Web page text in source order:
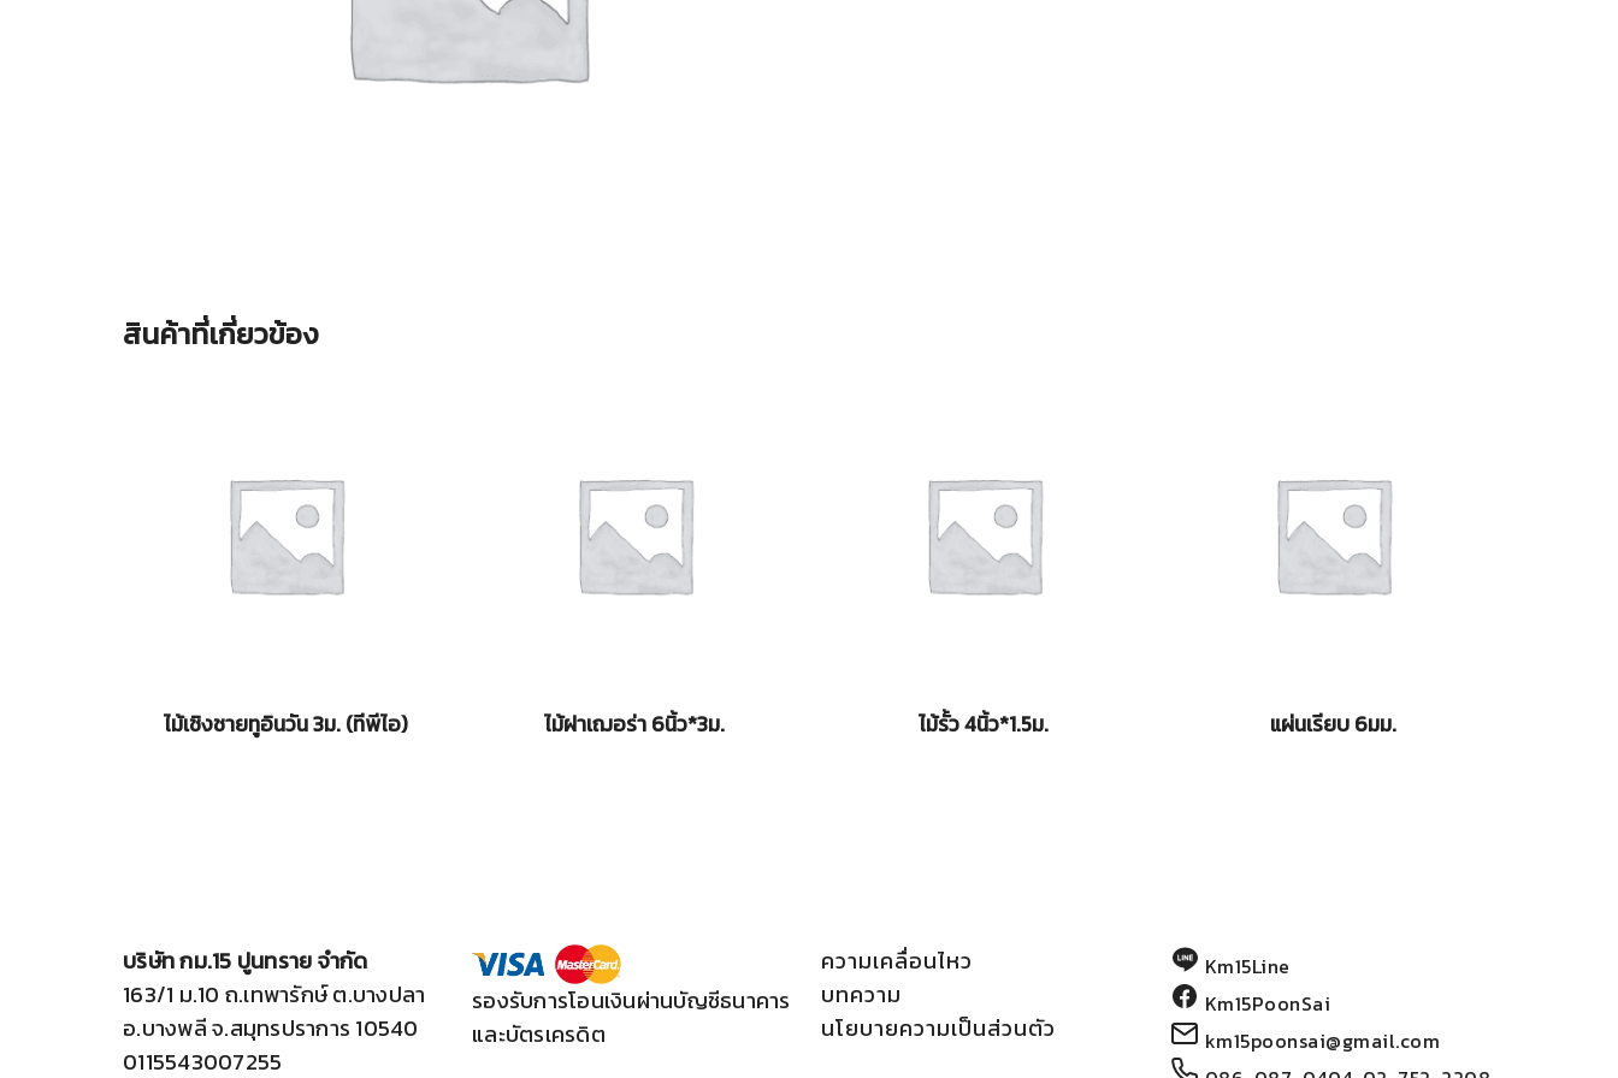
สินค้าที่เกี่ยวข้อง
ไม้เชิงชายทูอินวัน 3ม. (ทีพีไอ) ไม้ฝาเฌอร่า 6นิ้ว*3ม. ไม้รั้ว 4นิ้ว*1.5ม. แผ่นเรียบ 6มม.
บริษัท กม.15 ปูนทราย จำกัด
163/1 ม.10 ถ.เทพารักษ์ ต.บางปลา
อ.บางพลี จ.สมุทรปราการ 10540
0115543007255
รองรับการโอนเงินผ่านบัญชีธนาคาร
และบัตรเครดิต
ความเคลื่อนไหว
บทความ
นโยบายความเป็นส่วนตัว
Km15Line
Km15PoonSai
km15poonsai@gmail.com